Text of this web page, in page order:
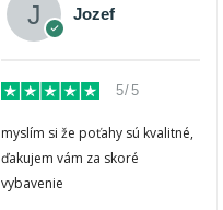
Jozef
5/5
myslím si že poťahy sú kvalitné,
ďakujem vám za skoré
vybavenie